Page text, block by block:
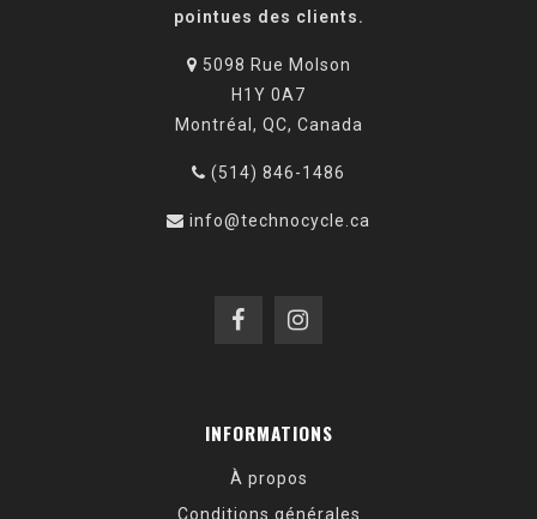
pointues des clients.
5098 Rue Molson
H1Y 0A7
Montréal, QC, Canada
(514) 846-1486
info@technocycle.ca
INFORMATIONS
À propos
Conditions générales